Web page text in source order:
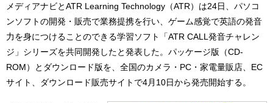
メディアナビとATR Learning Technology（ATR）は24日、パソコ
ンソフトの開発・販売で業務提携を行い、ゲーム感覚で英語の発音
力を身につけることのできる学習ソフト「ATR CALL発音チャレン
ジ」シリーズを共同開発したと発表した。パッケージ版（CD-
ROM）とダウンロード版を、全国のカメラ・PC・家電量販店、EC
サイト、ダウンロード販売サイトで4月10日から発売開始する。